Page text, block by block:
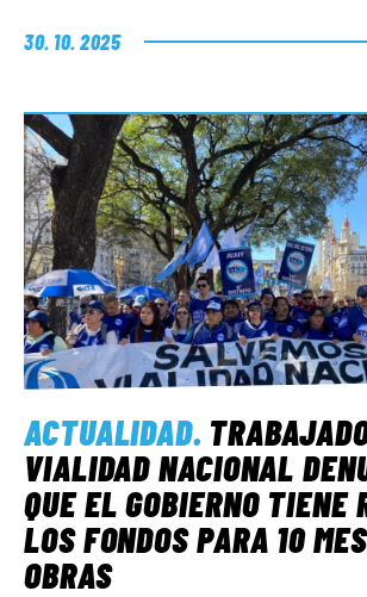
30. 10. 2025
ACTUALIDAD.
VIALIDAD NACIONAL
QUE EL GOBIERNO TIENE
LOS FONDOS PARA 10
OBRAS